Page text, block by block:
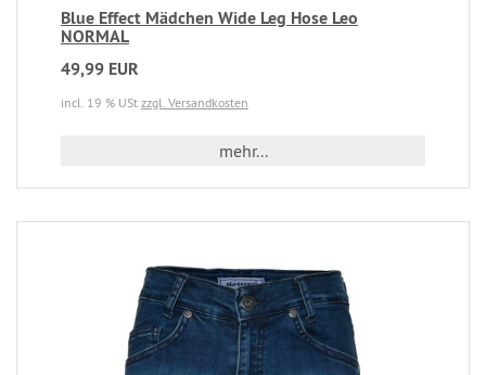
Blue Effect Mädchen Wide Leg Hose Leo
NORMAL
49,99 EUR
incl. 19 % USt zzgl. Versandkosten
mehr...